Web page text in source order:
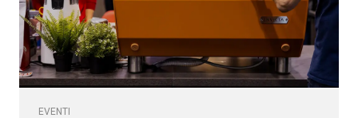
EVENTI